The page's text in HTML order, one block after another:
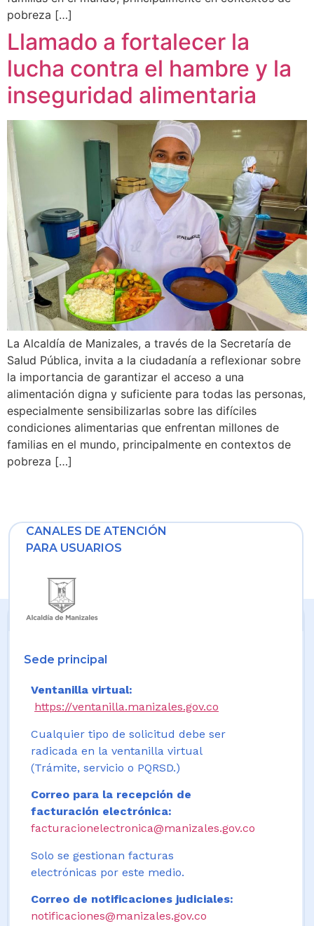
pobreza […]
Llamado a fortalecer la
lucha contra el hambre y la
inseguridad alimentaria
La Alcaldía de Manizales, a través de la Secretaría de
Salud Pública, invita a la ciudadanía a reflexionar sobre
la importancia de garantizar el acceso a una
alimentación digna y suficiente para todas las personas,
especialmente sensibilizarlas sobre las difíciles
condiciones alimentarias que enfrentan millones de
familias en el mundo, principalmente en contextos de
pobreza […]
CANALES DE ATENCIÓN
PARA USUARIOS
Sede principal
Ventanilla virtual:
https://ventanilla.manizales.gov.co
Cualquier tipo de solicitud debe ser
radicada en la ventanilla virtual
(Trámite, servicio o PQRSD.)
Correo para la recepción de
facturación electrónica:
facturacionelectronica@manizales.gov.co
Solo se gestionan facturas
electrónicas por este medio.
Correo de notificaciones judiciales:
notificaciones@manizales.gov.co